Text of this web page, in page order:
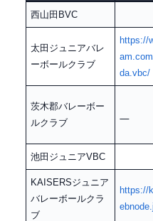
西山田BVC
太田ジュニアバレ
ーボールクラブ
https://
da.vbc/
茨木郡バレーボー
ルクラブ
池田ジュニアVBC
KAISERSジュニア
バレーボールクラ
ブ
https://